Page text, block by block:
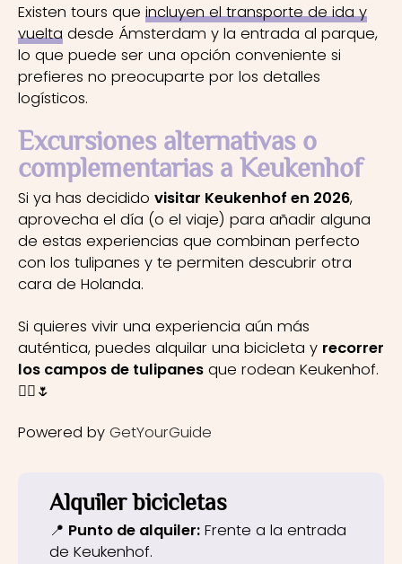
Existen tours que incluyen el transporte de ida y
vuelta desde Ámsterdam y la entrada al parque,
lo que puede ser una opción conveniente si
prefieres no preocuparte por los detalles
logísticos.
Excursiones alternativas o
complementarias a Keukenhof
Si ya has decidido visitar Keukenhof en 2026,
aprovecha el día (o el viaje) para añadir alguna
de estas experiencias que combinan perfecto
con los tulipanes y te permiten descubrir otra
cara de Holanda.
Si quieres vivir una experiencia aún más
auténtica, puedes alquilar una bicicleta y recorrer
los campos de tulipanes que rodean Keukenhof.
🚴‍♀️🌷
Powered by GetYourGuide
Alquiler bicicletas
📍 Punto de alquiler: Frente a la entrada
de Keukenhof.